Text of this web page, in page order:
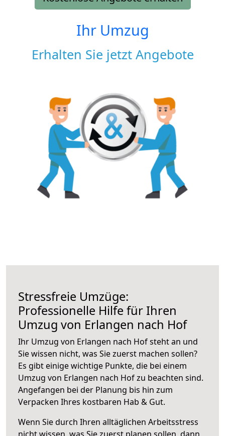
Ihr Umzug
Erhalten Sie jetzt Angebote
Stressfreie Umzüge:
Professionelle Hilfe für Ihren
Umzug von Erlangen nach Hof
Ihr Umzug von Erlangen nach Hof steht an und
Sie wissen nicht, was Sie zuerst machen sollen?
Es gibt einige wichtige Punkte, die bei einem
Umzug von Erlangen nach Hof zu beachten sind.
Angefangen bei der Planung bis hin zum
Verpacken Ihres kostbaren Hab & Gut.
Wenn Sie durch Ihren alltäglichen Arbeitsstress